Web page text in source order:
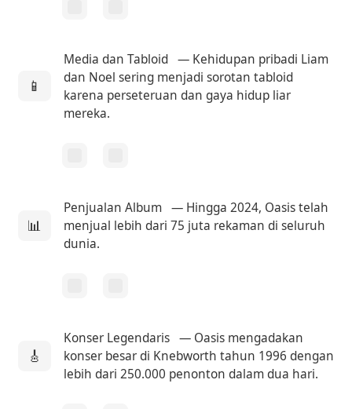
📱
Media dan Tabloid — Kehidupan pribadi Liam
dan Noel sering menjadi sorotan tabloid
karena perseteruan dan gaya hidup liar
mereka.
📊
Penjualan Album — Hingga 2024, Oasis telah
menjual lebih dari 75 juta rekaman di seluruh
dunia.
🎸
Konser Legendaris — Oasis mengadakan
konser besar di Knebworth tahun 1996 dengan
lebih dari 250.000 penonton dalam dua hari.